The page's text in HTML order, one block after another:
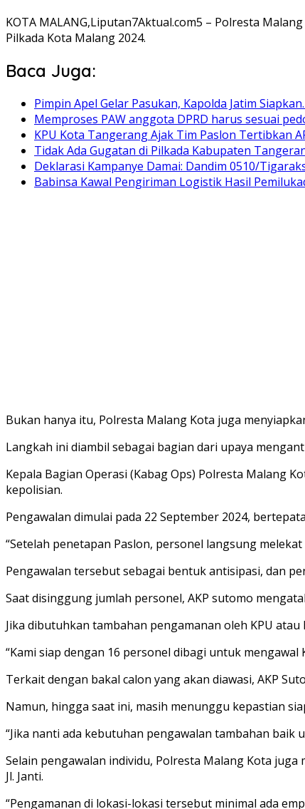
KOTA MALANG,Liputan7Aktual.com5 – Polresta
Pilkada Kota Malang 2024.
Baca Juga:
Pimpin Apel Gelar Pasukan, Kapolda Jatim
Memproses PAW anggota DPRD harus sesuai
KPU Kota Tangerang Ajak Tim Paslon Tertibkan
Tidak Ada Gugatan di Pilkada Kabupaten
Deklarasi Kampanye Damai: Dandim 0510/
Babinsa Kawal Pengiriman Logistik Hasil
Bukan hanya itu, Polresta Malang Kota juga
Langkah ini diambil sebagai bagian dari upaya
Kepala Bagian Operasi (Kabag Ops) Polresta Malang
kepolisian.
Pengawalan dimulai pada 22 September 2024,
“Setelah penetapan Paslon, personel langsung
Pengawalan tersebut sebagai bentuk antisipasi, dan
Saat disinggung jumlah personel, AKP sutomo
Jika dibutuhkan tambahan pengamanan oleh KPU
“Kami siap dengan 16 personel dibagi untuk mengawal
Terkait dengan bakal calon yang akan diawasi, AKP
Namun, hingga saat ini, masih menunggu kepastian
“Jika nanti ada kebutuhan pengawalan tambahan baik
Selain pengawalan individu, Polresta Malang Kota
Jl. Janti.
“Pengamanan di lokasi-lokasi tersebut minimal ada